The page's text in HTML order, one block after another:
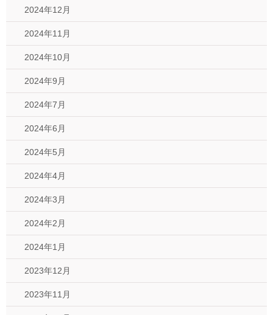
2024年12月
2024年11月
2024年10月
2024年9月
2024年7月
2024年6月
2024年5月
2024年4月
2024年3月
2024年2月
2024年1月
2023年12月
2023年11月